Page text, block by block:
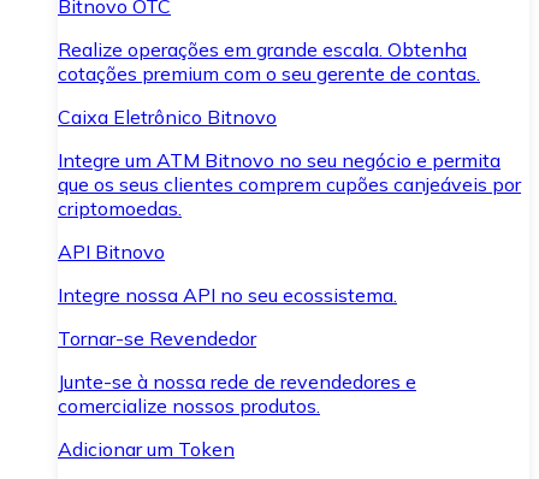
Bitnovo OTC
Realize operações em grande escala. Obtenha
cotações premium com o seu gerente de contas.
Caixa Eletrônico Bitnovo
Integre um ATM Bitnovo no seu negócio e permita
que os seus clientes comprem cupões canjeáveis por
criptomoedas.
API Bitnovo
Integre nossa API no seu ecossistema.
Tornar-se Revendedor
Junte-se à nossa rede de revendedores e
comercialize nossos produtos.
Adicionar um Token